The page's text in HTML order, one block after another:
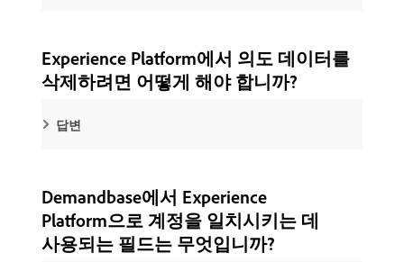
Experience Platform에서 의도 데이터를
삭제하려면 어떻게 해야 합니까?
답변
Demandbase에서 Experience
Platform으로 계정을 일치시키는 데
사용되는 필드는 무엇입니까?